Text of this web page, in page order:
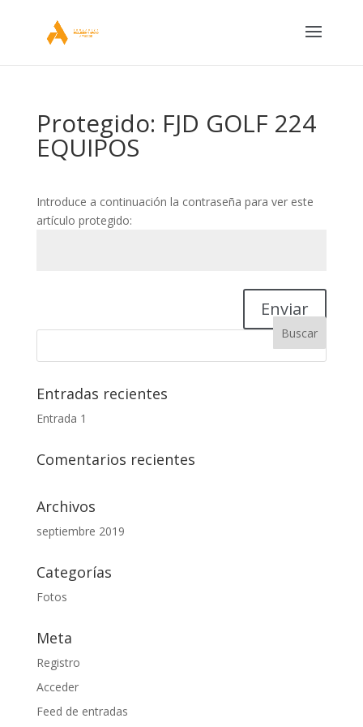
Protegido: FJD GOLF 224
EQUIPOS
Introduce a continuación la contraseña para ver este
artículo protegido:
Enviar
Entradas recientes
Entrada 1
Comentarios recientes
Archivos
septiembre 2019
Categorías
Fotos
Meta
Registro
Acceder
Feed de entradas